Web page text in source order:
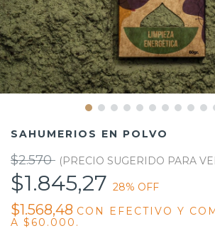
SAHUMERIOS EN POLVO
$2.570
$1.845,27 28% OFF
$1.568,48 CON
EFECTIVO Y
A $60.000.